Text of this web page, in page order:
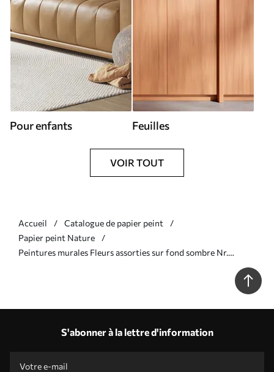
Pour enfants Feuilles
VOIR TOUT
Accueil
Catalogue de papier peint
Papier peint Nature
Peintures murales Fleurs assorties sur fond sombre Nr.
S'abonner à la lettre d'information